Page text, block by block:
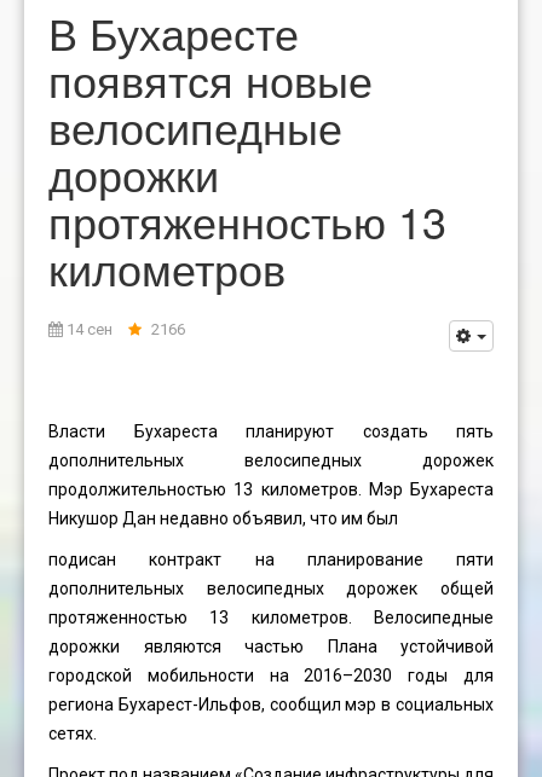
В Бухаресте
появятся новые
велосипедные
дорожки
протяженностью 13
километров
14 сен 2166
Власти Бухареста планируют создать пять
дополнительных велосипедных дорожек
продолжительностью 13 километров. Мэр Бухареста
Никушор Дан недавно объявил, что им был
подисан контракт на планирование пяти
дополнительных велосипедных дорожек общей
протяженностью 13 километров. Велосипедные
дорожки являются частью Плана устойчивой
городской мобильности на 2016–2030 годы для
региона Бухарест-Ильфов, сообщил мэр в социальных
сетях.